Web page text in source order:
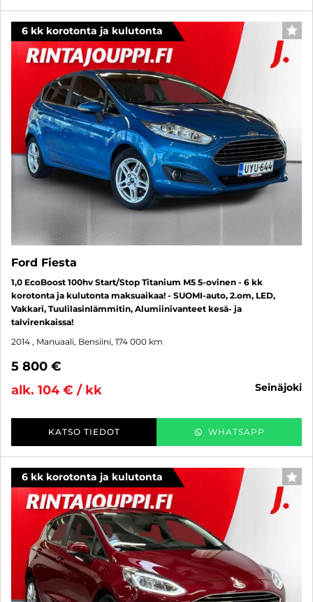
6 kk korotonta ja kulutonta
Ford Fiesta
1,0 EcoBoost 100hv Start/Stop Titanium M5 5-ovinen - 6 kk
korotonta ja kulutonta maksuaikaa! - SUOMI-auto, 2.om, LED,
Vakkari, Tuulilasinlämmitin, Alumiinivanteet kesä- ja
talvirenkaissa!
2014 , Manuaali, Bensiini, 174 000 km
5 800 €
alk. 104 € / kk
seinäjoki
KATSO TIEDOT WHATSAPP
6 kk korotonta ja kulutonta